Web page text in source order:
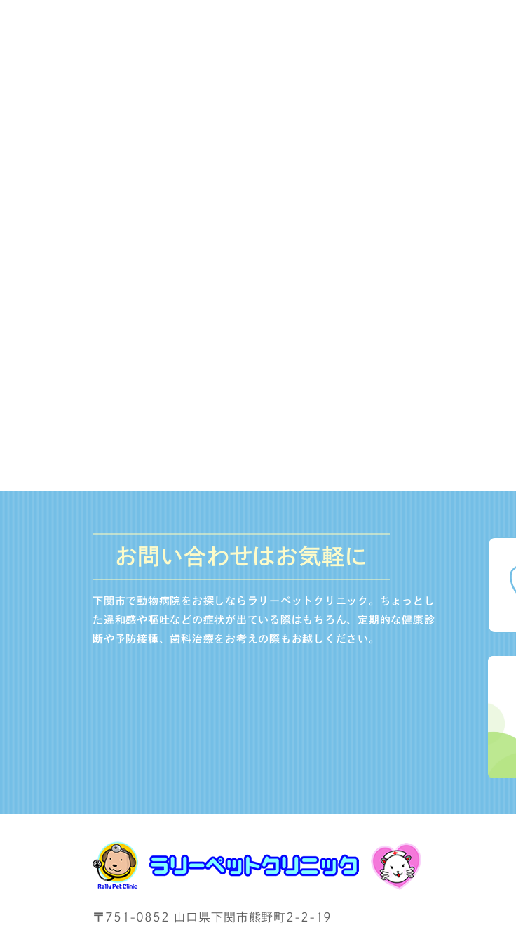
お問い合わせはお気軽に
下関市で動物病院をお探しならラリーペットクリニック。ちょっとし
た違和感や嘔吐などの症状が出ている際はもちろん、定期的な健康診
断や予防接種、歯科治療をお考えの際もお越しください。
〒751-0852 山口県下関市熊野町2-2-19